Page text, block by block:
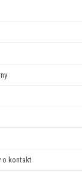
o kontakt